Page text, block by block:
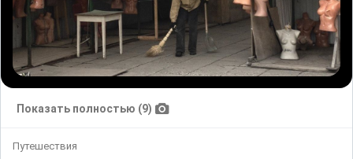
Показать полностью (9)
Путешествия